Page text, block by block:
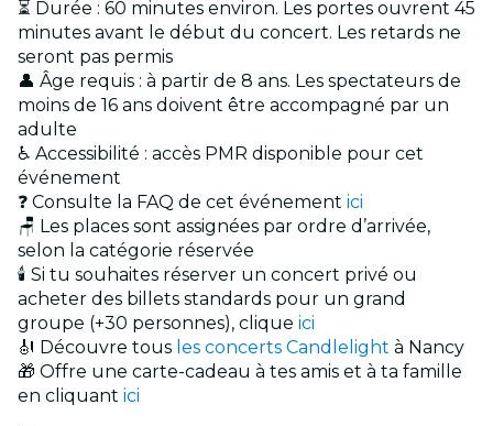
⏳ Durée : 60 minutes environ. Les portes ouvrent 45
minutes avant le début du concert. Les retards ne
seront pas permis
👤 Âge requis : à partir de 8 ans. Les spectateurs de
moins de 16 ans doivent être accompagné par un
adulte
♿ Accessibilité : accès PMR disponible pour cet
événement
❓ Consulte la FAQ de cet événement ici
🪑 Les places sont assignées par ordre d’arrivée,
selon la catégorie réservée
🕯️ Si tu souhaites réserver un concert privé ou
acheter des billets standards pour un grand
groupe (+30 personnes), clique ici
🎻 Découvre tous les concerts Candlelight à Nancy
🎁 Offre une carte-cadeau à tes amis et à ta famille
en cliquant ici